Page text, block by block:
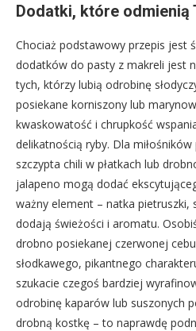
Dodatki, które odmienią
Chociaż podstawowy przepis jest
dodatków do pasty z makreli jest
tych, którzy lubią odrobinę
posiekane korniszony lub
kwaskowatość i chrupkość
delikatnością ryby. Dla
szczypta chili w płatkach lub
jalapeno mogą dodać
ważny element – natka pietruszki,
dodają świeżości i aromatu.
drobno posiekanej czerwonej
słodkawego, pikantnego
szukacie czegoś bardziej
odrobinę kaparów lub suszonych
drobną kostkę – to naprawdę